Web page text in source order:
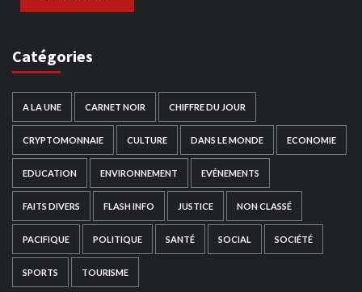
Catégories
A LA UNE CARNET NOIR CHIFFRE DU JOUR
CRYPTOMONNAIE CULTURE DANS LE MONDE ECONOMIE
EDUCATION ENVIRONNEMENT EVÉNEMENTS
FAITS DIVERS FLASH INFO JUSTICE NON CLASSÉ
PACIFIQUE POLITIQUE SANTÉ SOCIAL SOCIÉTÉ
SPORTS TOURISME